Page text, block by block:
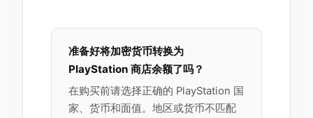
准备好将加密货币转换为
PlayStation 商店余额了吗？
在购买前请选择正确的 PlayStation 国
家、货币和面值。地区或货币不匹配